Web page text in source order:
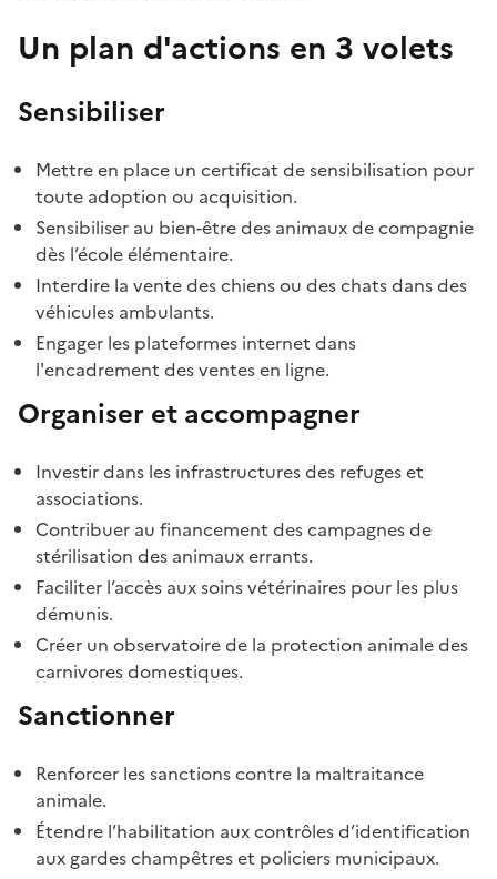
Un plan d'actions en 3 volets
Sensibiliser
Mettre en place un certificat de sensibilisation pour
toute adoption ou acquisition.
Sensibiliser au bien-être des animaux de compagnie
dès l’école élémentaire.
Interdire la vente des chiens ou des chats dans des
véhicules ambulants.
Engager les plateformes internet dans
l'encadrement des ventes en ligne.
Organiser et accompagner
Investir dans les infrastructures des refuges et
associations.
Contribuer au financement des campagnes de
stérilisation des animaux errants.
Faciliter l’accès aux soins vétérinaires pour les plus
démunis.
Créer un observatoire de la protection animale des
carnivores domestiques.
Sanctionner
Renforcer les sanctions contre la maltraitance
animale.
Étendre l’habilitation aux contrôles d’identification
aux gardes champêtres et policiers municipaux.